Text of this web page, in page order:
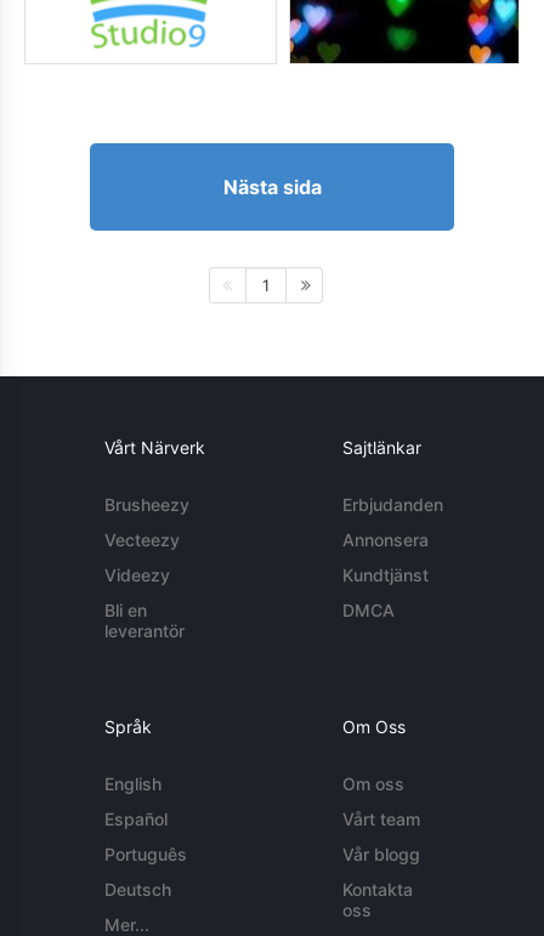
Nästa sida
1
Vårt Närverk
Brusheezy
Vecteezy
Videezy
Bli en
leverantör
Sajtlänkar
Erbjudanden
Annonsera
Kundtjänst
DMCA
Språk
English
Español
Português
Deutsch
Mer...
Om Oss
Om oss
Vårt team
Vår blogg
Kontakta
oss